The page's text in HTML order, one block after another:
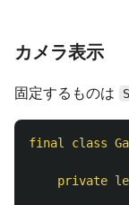
カメラ表示
固定するものは
final class
private